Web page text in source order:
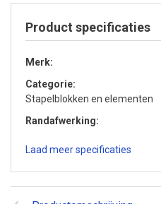
Product specificaties
Merk
Categorie
Stapelblokken en elementen
Randafwerking
Laad meer specificaties